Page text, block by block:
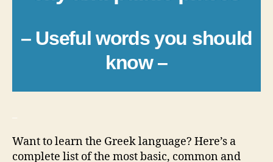
– Useful words you should
know –
Want to learn the Greek language? Here’s a
complete list of the most basic, common and